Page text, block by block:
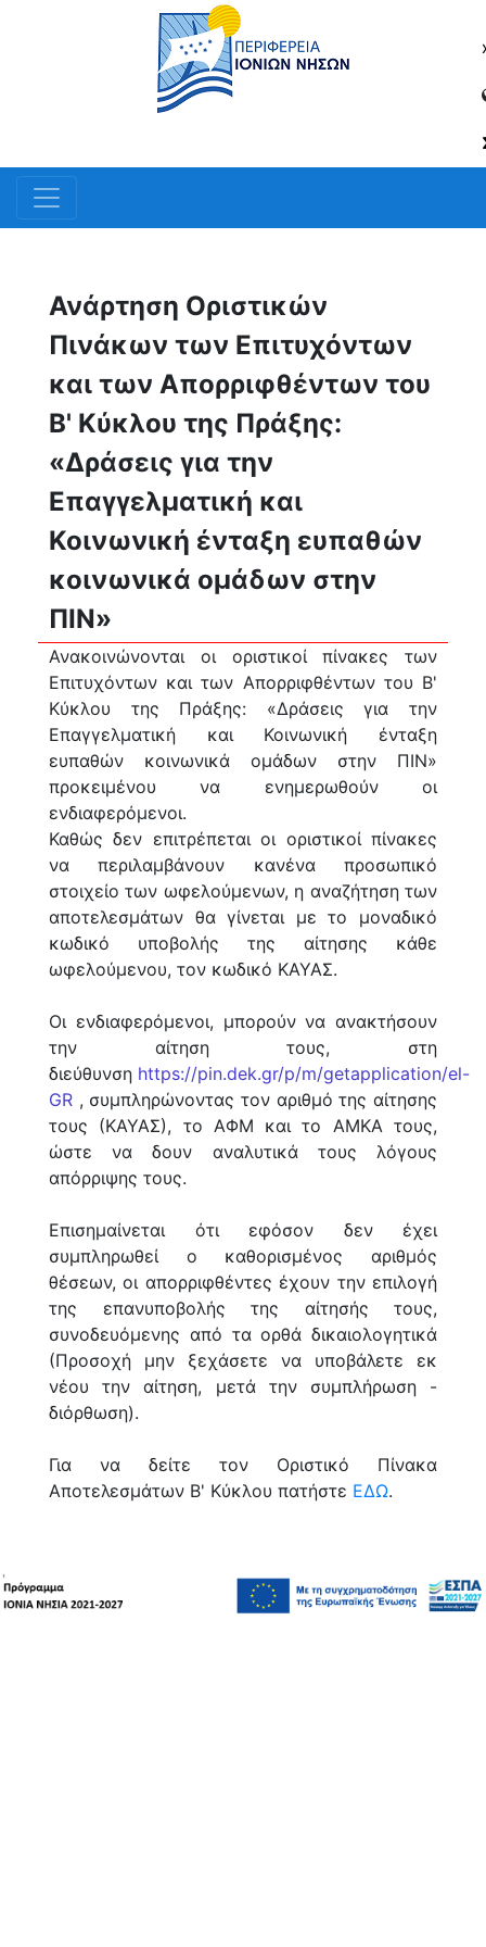
Ανάρτηση Οριστικών
Πινάκων των Επιτυχόντων
και των Απορριφθέντων του
Β' Κύκλου της Πράξης:
«Δράσεις για την
Επαγγελματική και
Κοινωνική ένταξη ευπαθών
κοινωνικά ομάδων στην
ΠΙΝ»
Ανακοινώνονται οι οριστικοί πίνακες των
Επιτυχόντων και των Απορριφθέντων του Β'
Κύκλου της Πράξης: «Δράσεις για την
Επαγγελματική και Κοινωνική ένταξη
ευπαθών κοινωνικά ομάδων στην ΠΙΝ»
προκειμένου να ενημερωθούν οι
ενδιαφερόμενοι.
Καθώς δεν επιτρέπεται οι οριστικοί πίνακες
να περιλαμβάνουν κανένα προσωπικό
στοιχείο των ωφελούμενων, η αναζήτηση των
αποτελεσμάτων θα γίνεται με το μοναδικό
κωδικό υποβολής της αίτησης κάθε
ωφελούμενου, τον κωδικό ΚΑΥΑΣ.
Οι ενδιαφερόμενοι, μπορούν να ανακτήσουν
την αίτηση τους, στη
διεύθυνση https://pin.dek.gr/p/m/getapplication/el-
GR , συμπληρώνοντας τον αριθμό της αίτησης
τους (ΚΑΥΑΣ), το ΑΦΜ και το ΑΜΚΑ τους,
ώστε να δουν αναλυτικά τους λόγους
απόρριψης τους.
Επισημαίνεται ότι εφόσον δεν έχει
συμπληρωθεί ο καθορισμένος αριθμός
θέσεων, οι απορριφθέντες έχουν την επιλογή
της επανυποβολής της αίτησής τους,
συνοδευόμενης από τα ορθά δικαιολογητικά
(Προσοχή μην ξεχάσετε να υποβάλετε εκ
νέου την αίτηση, μετά την συμπλήρωση -
διόρθωση).
Για να δείτε τον Οριστικό Πίνακα
Αποτελεσμάτων Β' Κύκλου πατήστε ΕΔΩ.